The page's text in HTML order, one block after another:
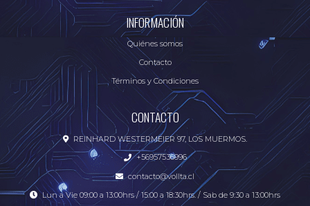
INFORMACIÓN
Quiénes somos
Contacto
Términos y Condiciones
CONTACTO
REINHARD WESTERMEIER 97, LOS MUERMOS.
+56957536996
contacto@vollta.cl
Lun a Vie 09:00 a 13:00hrs / 15:00 a 18:30hrs. / Sab de 9:30 a 13:00hrs